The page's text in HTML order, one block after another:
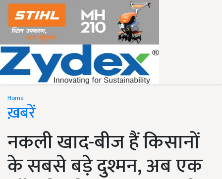
Home
ख़बरें
नकली खाद-बीज हैं किसानों
के सबसे बड़े दुश्मन, अब एक